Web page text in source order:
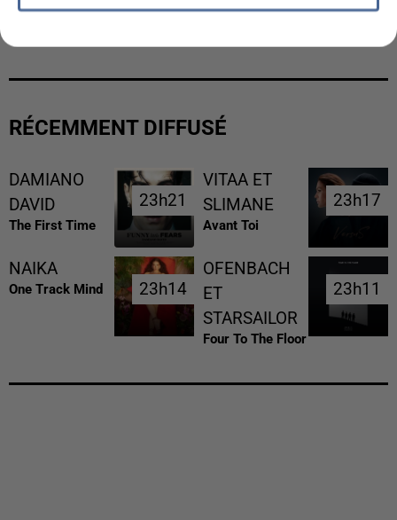
L’UN DES FONDATEURS SUPPOSÉS DE LA DZ
RÉCEMMENT DIFFUSÉ
DAMIANO
DAVID
The First Time
23h21
23h21
VITAA ET
SLIMANE
Avant Toi
23h17
23h17
NAIKA
One Track Mind 23h14
23h14
OFENBACH
ET
STARSAILOR
Four To The Floor
23h11
23h11